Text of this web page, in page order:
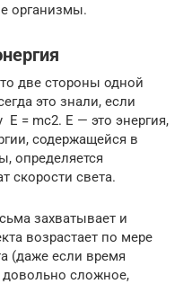
организмы.
две стороны одной
это знали, если
= mc2. E — это энергия,
содержащейся в
определяется
скорости света.
захватывает и
возрастает по мере
(даже если время
довольно сложное,